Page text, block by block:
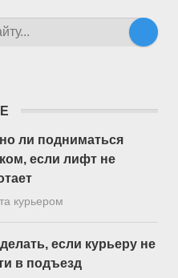
ли подниматься
если лифт не
курьером
если курьеру не
в подъезд